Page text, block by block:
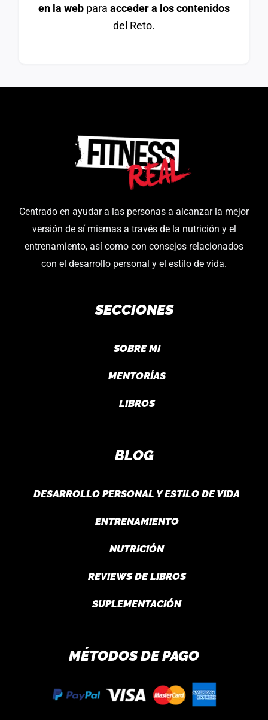
en la web para acceder a los contenidos
del Reto.
Centrado en ayudar a las personas a alcanzar la mejor
versión de sí mismas a través de la nutrición y el
entrenamiento, así como con consejos relacionados
con el desarrollo personal y el estilo de vida.
SECCIONES
SOBRE MI
MENTORÍAS
LIBROS
BLOG
DESARROLLO PERSONAL Y ESTILO DE VIDA
ENTRENAMIENTO
NUTRICIÓN
REVIEWS DE LIBROS
SUPLEMENTACIÓN
MÉTODOS DE PAGO